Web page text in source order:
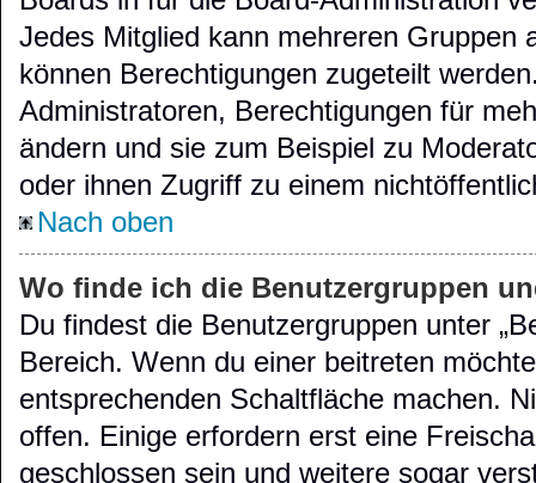
Jedes Mitglied kann mehreren Gruppen
können Berechtigungen zugeteilt
Administratoren, Berechtigungen für
ändern und sie zum Beispiel zu
oder ihnen Zugriff zu einem
Nach oben
Wo finde ich die Benutzergruppen
Du findest die Benutzergruppen unter
Bereich. Wenn du einer beitreten
entsprechenden Schaltfläche machen.
offen. Einige erfordern erst eine
geschlossen sein und weitere sogar